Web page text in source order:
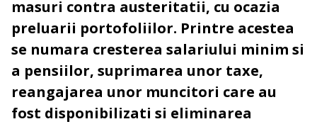
masuri contra austeritatii, cu ocazia
preluarii portofoliilor. Printre acestea
se numara cresterea salariului minim si
a pensiilor, suprimarea unor taxe,
reangajarea unor muncitori care au
fost disponibilizati si eliminarea